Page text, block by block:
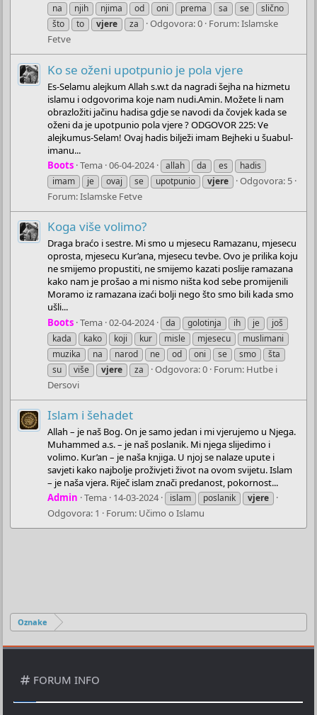
na
njih njima od oni prema sa se
slično
što
to vjere za Odgovora: 0 Forum:Islamske
Fetve
Ko se oženi upotpunio je pola vjere
Es-Selamu alejkum Allah s.w.t da nagradi šejha na hizmetu
islamu i odgovorima koje nam nudi.Amin. Možete li nam
obrazložiti jačinu hadisa gdje se navodi da čovjek kada se
oženi da je upotpunio pola vjere ? ODGOVOR 225: Ve
alejkumus-Selam! Ovaj hadis bilježi imam Bejheki u šuabul-
imanu...
Boots Tema 06-04-2024 allah da es
hadis
imam
je ovaj se upotpunio vjere
Odgovora: 5
Forum:Islamske Fetve
Koga više volimo?
Draga braćo i sestre. Mi smo u mjesecu Ramazanu, mjesecu
oprosta, mjesecu Kur’ana, mjesecu tevbe. Ovo je prilika koju
ne smijemo propustiti, ne smijemo kazati poslije ramazana
kako nam je prošao a mi nismo ništa kod sebe promijenili
Moramo iz ramazana izaći bolji nego što smo bili kada smo
ušli...
Boots Tema 02-04-2024 da golotinja ih je
još
kada
kako koji kur misle mjesecu
muslimani
muzika
na narod ne od oni se smo
šta
su
više vjere za Odgovora: 0 Forum: Hutbe i
Dersovi
Islam i šehadet
Allah – je naš Bog. On je samo jedan i mi vjerujemo u Njega.
Muhammed a.s. – je naš poslanik. Mi njega slijedimo i
volimo. Kur’an – je naša knjiga. U njoj se nalaze upute i
savjeti kako najbolje proživjeti život na ovom svijetu. Islam
– je naša vjera. Riječ islam znači predanost, pokornost...
Admin Tema 14-03-2024 islam poslanik vjere
Odgovora: 1 Forum: Učimo o Islamu
Oznake
FORUM INFO